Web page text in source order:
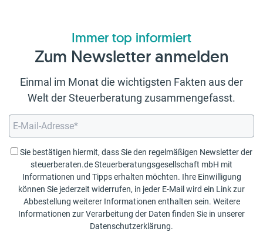
Immer top informiert
Zum Newsletter anmelden
Einmal im Monat die wichtigsten Fakten aus der
Welt der Steuerberatung zusammengefasst.
Sie bestätigen hiermit, dass Sie den regelmäßigen Newsletter der
steuerberaten.de Steuerberatungsgesellschaft mbH mit
Informationen und Tipps erhalten möchten. Ihre Einwilligung
können Sie jederzeit widerrufen, in jeder E-Mail wird ein Link zur
Abbestellung weiterer Informationen enthalten sein. Weitere
Informationen zur Verarbeitung der Daten finden Sie in unserer
Datenschutzerklärung.